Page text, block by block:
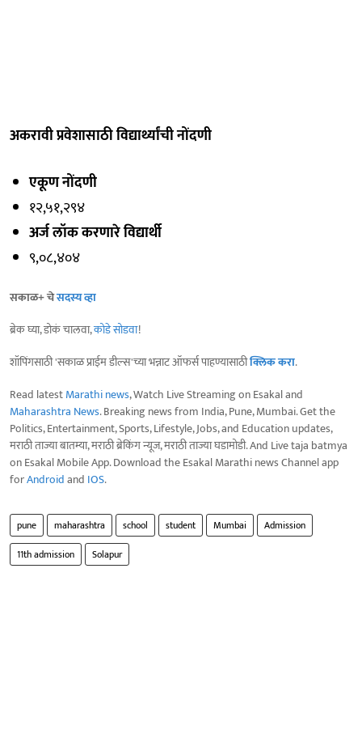
अकरावी प्रवेशासाठी विद्यार्थ्यांची नोंदणी
एकूण नोंदणी
१२,५१,२९४
अर्ज लॉक करणारे विद्यार्थी
९,०८,४०४
सकाळ+ चेसदस्य व्हा
ब्रेक घ्या, डोकं चालवा,कोडे सोडवा!
शॉपिंगसाठी 'सकाळ प्राईम डील्स'च्या भन्नाट ऑफर्स पाहण्यासाठीक्लिक करा.
Read latestMarathi news, Watch Live Streaming on Esakal and
Maharashtra News. Breaking news from India, Pune, Mumbai. Get the
Politics, Entertainment, Sports, Lifestyle, Jobs, and Education updates,
मराठी ताज्या बातम्या, मराठी ब्रेकिंग न्यूज, मराठी ताज्या घडामोडी. And Live taja batmya
on Esakal Mobile App. Download the Esakal Marathi news Channel app
forAndroidand IOS.
pune maharashtra school student Mumbai
Admission
11th admission
Solapur